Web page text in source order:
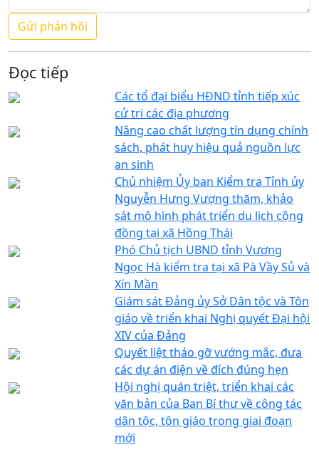
Đọc tiếp
Các tổ đại biểu HĐND tỉnh tiếp xúc
cử tri các địa phương
Nâng cao chất lượng tín dụng chính
sách, phát huy hiệu quả nguồn lực
an sinh
Chủ nhiệm Ủy ban Kiểm tra Tỉnh ủy
Nguyễn Hưng Vượng thăm, khảo
sát mô hình phát triển du lịch cộng
đồng tại xã Hồng Thái
Phó Chủ tịch UBND tỉnh Vương
Ngọc Hà kiểm tra tại xã Pà Vầy Sủ và
Xín Mần
Giám sát Đảng ủy Sở Dân tộc và Tôn
giáo về triển khai Nghị quyết Đại hội
XIV của Đảng
Quyết liệt tháo gỡ vướng mắc, đưa
các dự án điện về đích đúng hẹn
Hội nghị quán triệt, triển khai các
văn bản của Ban Bí thư về công tác
dân tộc, tôn giáo trong giai đoạn
mới